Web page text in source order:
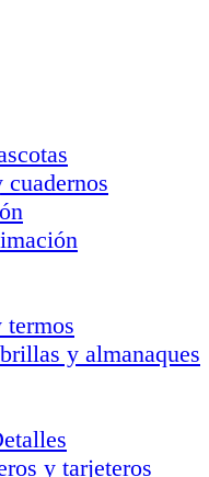
y almanaques
y tarjeteros